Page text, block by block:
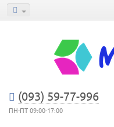
(093) 59-77-996
ПН-ПТ 09:00-17:00